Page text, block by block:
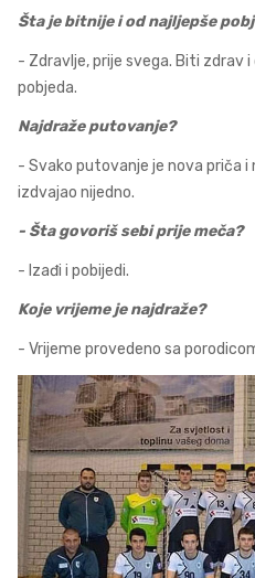
Šta je bitnije i od najljepše
- Zdravlje, prije svega. Biti zdrav
pobjeda.
Najdraže putovanje?
- Svako putovanje je nova priča i
izdvajao nijedno.
- Šta govoriš sebi prije meča?
- Izađi i pobijedi.
Koje vrijeme je najdraže?
- Vrijeme provedeno sa